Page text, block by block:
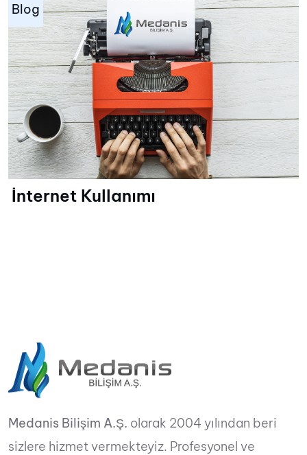
Blog
İnternet Kullanımı
Medanis Bilişim A.Ş. olarak 2004 yılından beri
sizlere hizmet vermekteyiz. Profesyonel ve